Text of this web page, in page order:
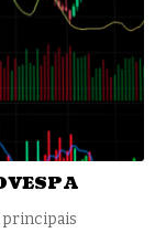
principais